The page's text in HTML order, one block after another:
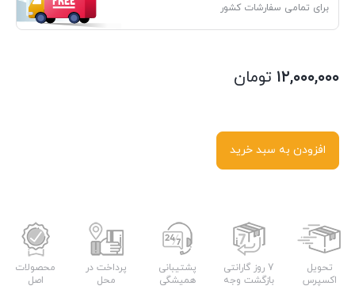
برای تمامی سفارشات کشور
۱۲,۰۰۰,۰۰۰ تومان
افزودن به سبد خرید
تحویل
اکسپرس
7 روز گارانتی
بازگشت وجه
پشتیبانی
همیشگی
پرداخت در
محل
محصولات
اصل